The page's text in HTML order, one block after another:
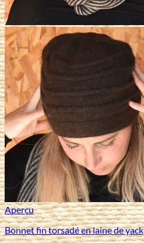
Aperçu
Bonnet fin torsadé en laine de yack